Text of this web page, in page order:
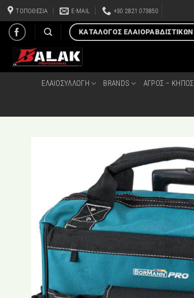
Μετάβαση
στο
περιεχόμενο
ΤΟΠΟΘΕΣΙΑ E-MAIL +30 2821 073850
ΚΑΤΑΛΟΓΟΣ ΕΛΑΙΟΡΑΒΔΙΣΤΙΚΩΝ
ΕΛΑΙΟΣΥΛΛΟΓΗ BRANDS ΑΓΡΟΣ – ΚΗΠΟΣ